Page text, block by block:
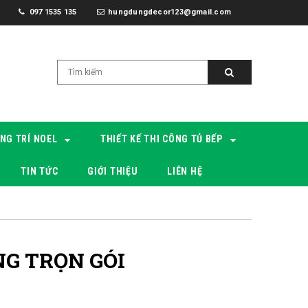
hungdungdecor123@gmail.com
097 1535 135
TRÍ NOEL THIẾT KẾ THI CÔNG TỦ BẾP
TIN TỨC GIỚI THIỆU LIÊN HỆ
TRỌN GÓI